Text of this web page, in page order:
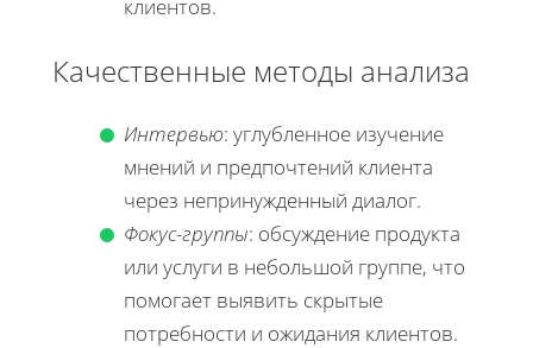
клиентов.
Качественные методы анализа
Интервью: углубленное изучение
мнений и предпочтений клиента
через непринужденный диалог.
Фокус-группы: обсуждение продукта
или услуги в небольшой группе, что
помогает выявить скрытые
потребности и ожидания клиентов.